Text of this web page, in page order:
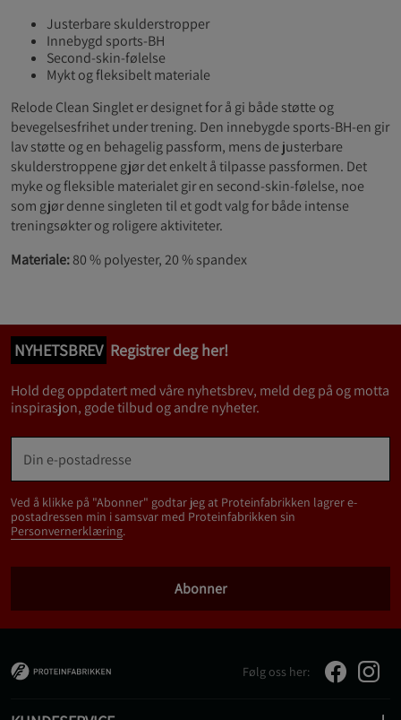
Justerbare skulderstropper
Innebygd sports-BH
Second-skin-følelse
Mykt og fleksibelt materiale
Relode Clean Singlet er designet for å gi både støtte og
bevegelsesfrihet under trening. Den innebygde sports-BH-en gir
lav støtte og en behagelig passform, mens de justerbare
skulderstroppene gjør det enkelt å tilpasse passformen. Det
myke og fleksible materialet gir en second-skin-følelse, noe
som gjør denne singleten til et godt valg for både intense
treningsøkter og roligere aktiviteter.
Materiale:80 % polyester, 20 % spandex
NYHETSBREV Registrer deg her!
Hold deg oppdatert med våre nyhetsbrev, meld deg på og motta
inspirasjon, gode tilbud og andre nyheter.
Ved å klikke på "Abonner" godtar jeg at Proteinfabrikken lagrer e-
postadressen min i samsvar med Proteinfabrikken sin
Personvernerklæring.
Abonner
Følg oss her: